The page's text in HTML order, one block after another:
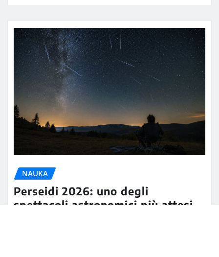
NAUKA
Perseidi 2026: uno degli
spettacoli astronomici più attesi